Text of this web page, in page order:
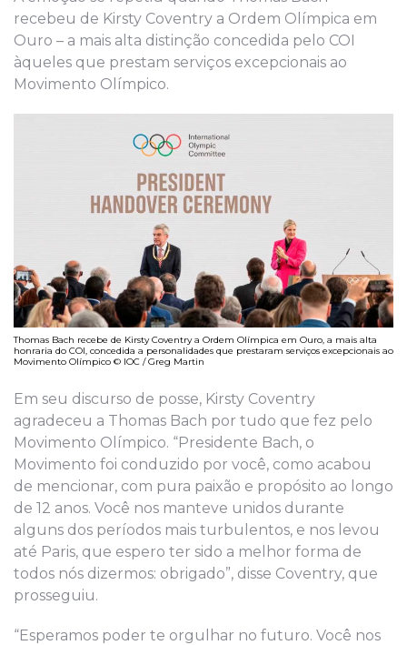
recebeu de Kirsty Coventry a Ordem Olímpica em
Ouro – a mais alta distinção concedida pelo COI
àqueles que prestam serviços excepcionais ao
Movimento Olímpico.
Thomas Bach recebe de Kirsty Coventry a Ordem Olímpica em Ouro, a mais alta
honraria do COI, concedida a personalidades que prestaram serviços excepcionais ao
Movimento Olímpico © IOC / Greg Martin
Em seu discurso de posse, Kirsty Coventry
agradeceu a Thomas Bach por tudo que fez pelo
Movimento Olímpico. “Presidente Bach, o
Movimento foi conduzido por você, como acabou
de mencionar, com pura paixão e propósito ao longo
de 12 anos. Você nos manteve unidos durante
alguns dos períodos mais turbulentos, e nos levou
até Paris, que espero ter sido a melhor forma de
todos nós dizermos: obrigado”, disse Coventry, que
prosseguiu.
“Esperamos poder te orgulhar no futuro. Você nos